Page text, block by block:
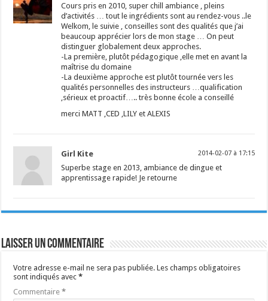
Cours pris en 2010, super chill ambiance , pleins
d’activités … tout le ingrédients sont au rendez-vous ..le
Welkom, le suivie , conseilles sont des qualités que j’ai
beaucoup apprécier lors de mon stage … On peut
distinguer globalement deux approches.
-La première, plutôt pédagogique ,elle met en avant la
maîtrise du domaine
-La deuxième approche est plutôt tournée vers les
qualités personnelles des instructeurs …qualification
,sérieux et proactif….. très bonne école a conseillé
merci MATT ,CED ,LILY et ALEXIS
Girl Kite 2014-02-07 à 17:15
Superbe stage en 2013, ambiance de dingue et
apprentissage rapide! Je retourne
Laisser un commentaire
Votre adresse e-mail ne sera pas publiée. Les champs obligatoires
sont indiqués avec*
Commentaire*